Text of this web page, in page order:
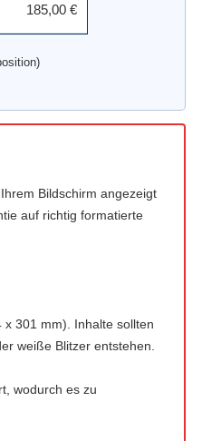
185,00 €
Bildschirm angezeigt
auf richtig formatierte
301 mm). Inhalte sollten
weiße Blitzer entstehen.
wodurch es zu